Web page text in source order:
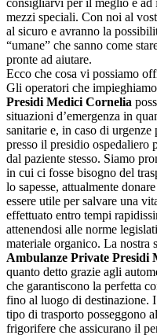
consigliarvi per il meglio e ad
mezzi speciali. Con noi al
al sicuro e avranno la
“umane” che sanno come
pronte ad aiutare.
Ecco che cosa vi possiamo
Gli operatori che
Presidi Medici Cornelia
situazioni d’emergenza in
sanitarie e, in caso di
presso il presidio ospedaliero
dal paziente stesso. Siamo
in cui ci fosse bisogno del
lo sapesse, attualmente
essere utile per salvare una
effettuato entro tempi
attenendosi alle norme
materiale organico. La nostra
Ambulanze Private Presidi
quanto detto grazie agli
che garantiscono la perfetta
fino al luogo di destinazione.
tipo di trasporto posseggono
frigorifere che assicurano il